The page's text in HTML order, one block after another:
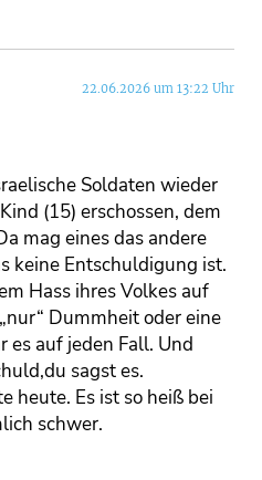
22.06.2026 um 13:22 Uhr
Soldaten wieder
(15) erschossen, dem
mag eines das andere
keine Entschuldigung ist.
Hass ihres Volkes auf
Dummheit oder eine
es auf jeden Fall. Und
sagst es.
heute. Es ist so heiß bei
schwer.